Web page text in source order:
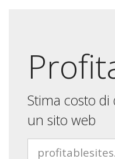
Stima costo
un sito web